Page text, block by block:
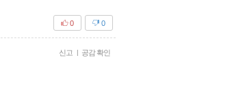
0
0
신고 | 공감 확인